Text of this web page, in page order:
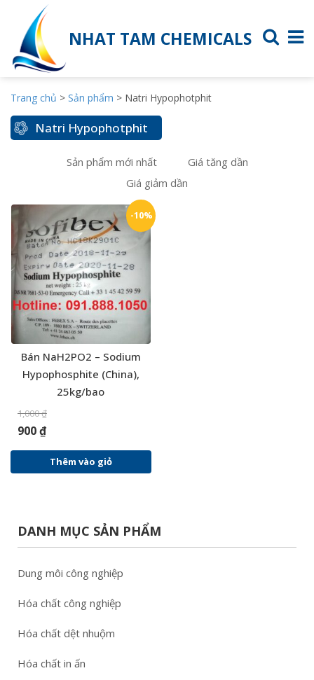
NHAT TAM CHEMICALS
Trang chủ > Sản phẩm > Natri Hypophotphit
Natri Hypophotphit
Sản phẩm mới nhất
Giá tăng dần
Giá giảm dần
-10%
Bán NaH2PO2 – Sodium
Hypophosphite (China),
25kg/bao
1,000₫
900₫
Thêm vào giỏ
DANH MỤC SẢN PHẨM
Dung môi công nghiệp
Hóa chất công nghiệp
Hóa chất dệt nhuộm
Hóa chất in ấn